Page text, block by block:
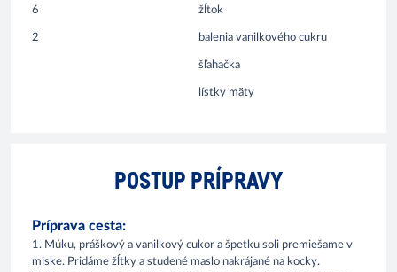
6 žĺtok
2 balenia vanilkového cukru
šľahačka
lístky mäty
POSTUP PRÍPRAVY
Príprava cesta:
1. Múku, práškový a vanilkový cukor a špetku soli premiešame v
miske. Pridáme žĺtky a studené maslo nakrájané na kocky.